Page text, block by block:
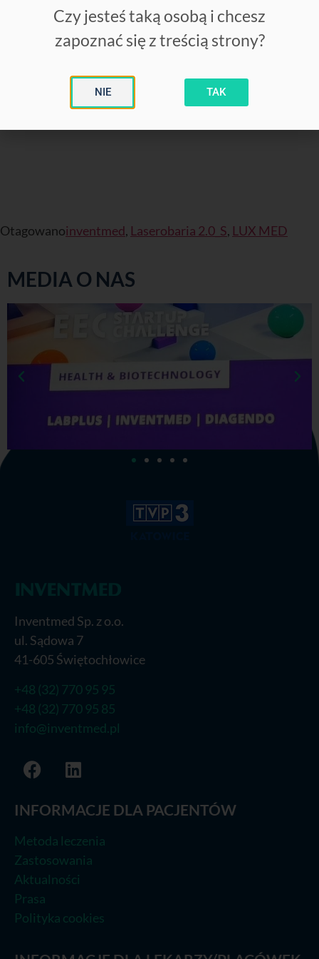
KRAKÓW – Rejestracja 885 612 143
– więcej informacji:https://lnkd.in/dsf2YUFY
GLIWICE – Rejestracja 885 963 411
Szczegóły realizacji usług dostępne pod w/w
Otagowanoinventmed, Laserobaria 2.0_S, LUX MED
MEDIA O NAS
Inventmed Sp. z o.o.
ul. Sądowa 7
41-605 Świętochłowice
+48 (32) 770 95 95
+48 (32) 770 95 85
info@inventmed.pl
INFORMACJE DLA PACJENTÓW
Metoda leczenia
Zastosowania
Aktualności
Prasa
Polityka cookies
Czy jesteś taką osobą i chcesz
zapoznać się z treścią strony?
NIE TAK